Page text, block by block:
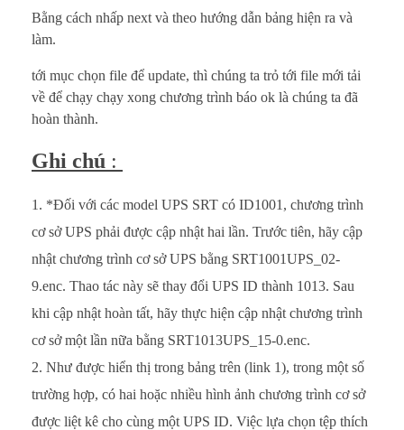
Bằng cách nhấp next và theo hướng dẫn bảng hiện ra và
làm.
tới mục chọn file để update, thì chúng ta trỏ tới file mới tải
về để chạy chạy xong chương trình báo ok là chúng ta đã
hoàn thành.
Ghi chú :
*Đối với các model UPS SRT có ID1001, chương trình
cơ sở UPS phải được cập nhật hai lần. Trước tiên, hãy cập
nhật chương trình cơ sở UPS bằng SRT1001UPS_02-
9.enc. Thao tác này sẽ thay đổi UPS ID thành 1013. Sau
khi cập nhật hoàn tất, hãy thực hiện cập nhật chương trình
cơ sở một lần nữa bằng SRT1013UPS_15-0.enc.
Như được hiển thị trong bảng trên (link 1), trong một số
trường hợp, có hai hoặc nhiều hình ảnh chương trình cơ sở
được liệt kê cho cùng một UPS ID. Việc lựa chọn tệp thích